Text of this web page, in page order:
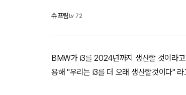
슈프림Lv 72
BMW가 i3를 2024년까지 생산할 것이라
용해 "우리는 i3를 더 오래 생산할것이다"